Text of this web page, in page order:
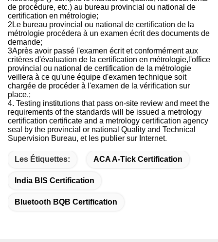
de procédure, etc.) au bureau provincial ou national de
certification en métrologie;
2Le bureau provincial ou national de certification de la
métrologie procédera à un examen écrit des documents de
demande;
3Après avoir passé l'examen écrit et conformément aux
critères d'évaluation de la certification en métrologie,l'office
provincial ou national de certification de la métrologie
veillera à ce qu'une équipe d'examen technique soit
chargée de procéder à l'examen de la vérification sur
place.;
4. Testing institutions that pass on-site review and meet the
requirements of the standards will be issued a metrology
certification certificate and a metrology certification agency
seal by the provincial or national Quality and Technical
Supervision Bureau, et les publier sur Internet.
Les Étiquettes: ACA A-Tick Certification
India BIS Certification
Bluetooth BQB Certification